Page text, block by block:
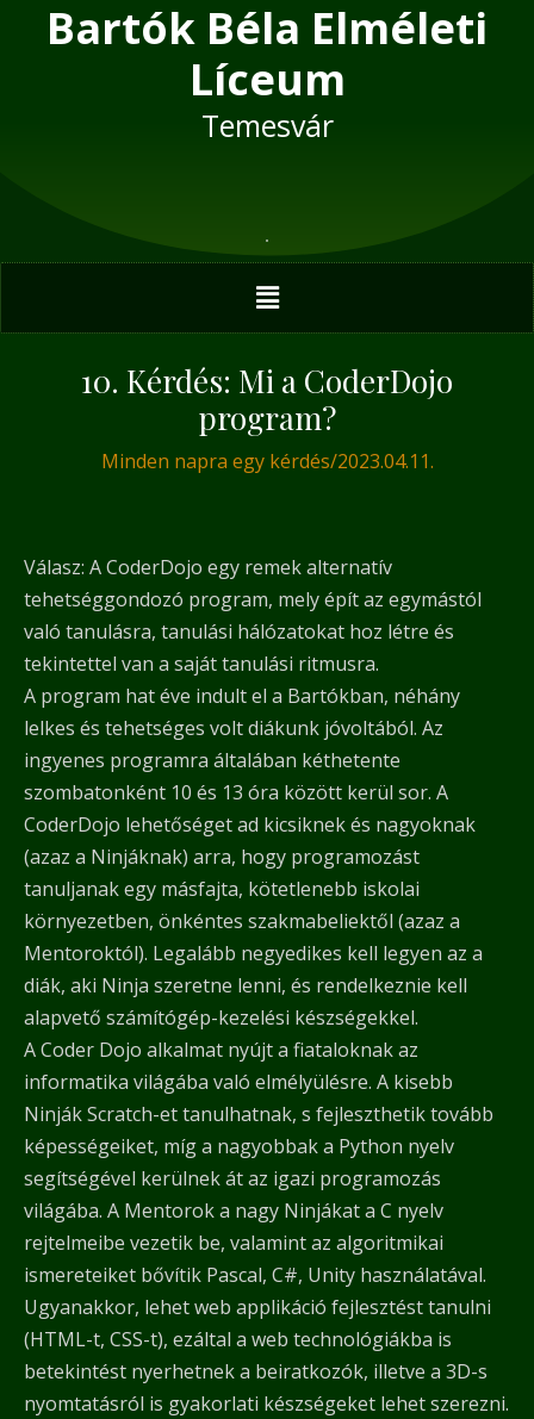
Bartók Béla Elméleti
Líceum
Temesvár
Menu
10. Kérdés: Mi a CoderDojo
program?
Minden napra egy kérdés/2023.04.11.
Válasz: A CoderDojo egy remek alternatív
tehetséggondozó program, mely épít az egymástól
való tanulásra, tanulási hálózatokat hoz létre és
tekintettel van a saját tanulási ritmusra.
A program hat éve indult el a Bartókban, néhány
lelkes és tehetséges volt diákunk jóvoltából. Az
ingyenes programra általában kéthetente
szombatonként 10 és 13 óra között kerül sor. A
CoderDojo lehetőséget ad kicsiknek és nagyoknak
(azaz a Ninjáknak) arra, hogy programozást
tanuljanak egy másfajta, kötetlenebb iskolai
környezetben, önkéntes szakmabeliektől (azaz a
Mentoroktól). Legalább negyedikes kell legyen az a
diák, aki Ninja szeretne lenni, és rendelkeznie kell
alapvető számítógép-kezelési készségekkel.
A Coder Dojo alkalmat nyújt a fiataloknak az
informatika világába való elmélyülésre. A kisebb
Ninják Scratch-et tanulhatnak, s fejleszthetik tovább
képességeiket, míg a nagyobbak a Python nyelv
segítségével kerülnek át az igazi programozás
világába. A Mentorok a nagy Ninjákat a C nyelv
rejtelmeibe vezetik be, valamint az algoritmikai
ismereteiket bővítik Pascal, C#, Unity használatával.
Ugyanakkor, lehet web applikáció fejlesztést tanulni
(HTML-t, CSS-t), ezáltal a web technológiákba is
betekintést nyerhetnek a beiratkozók, illetve a 3D-s
nyomtatásról is gyakorlati készségeket lehet szerezni.
Post
navigation